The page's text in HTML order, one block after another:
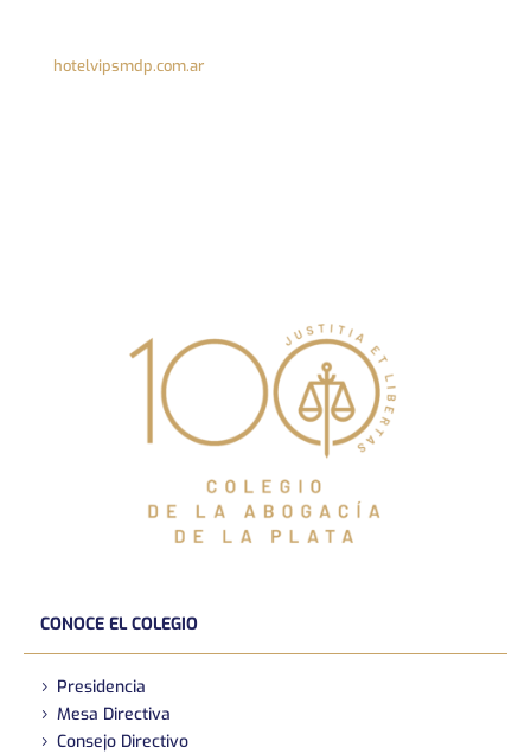
hotelvipsmdp.com.ar
CONOCE EL COLEGIO
Presidencia
Mesa Directiva
Consejo Directivo